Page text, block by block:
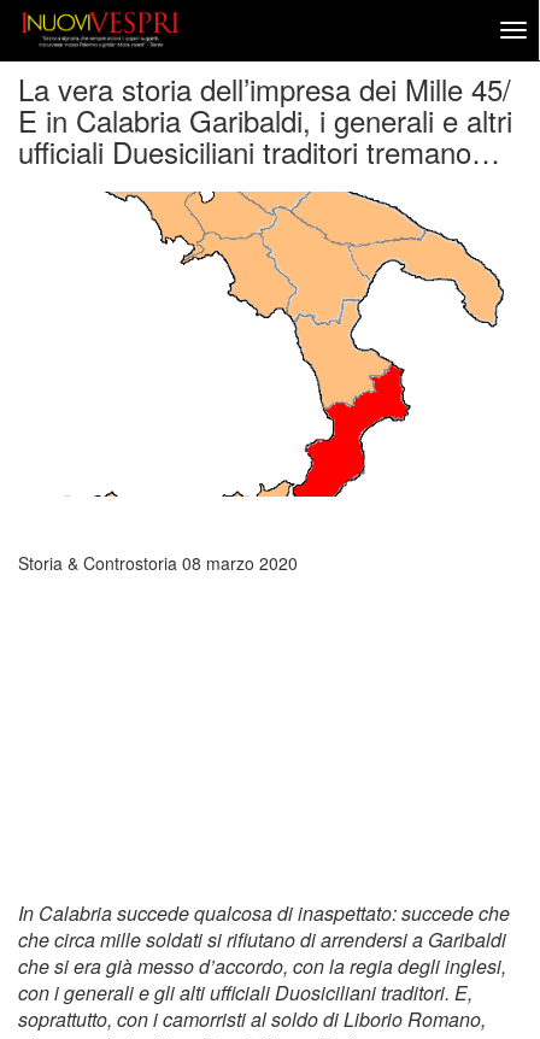
La vera storia dell’impresa dei Mille 45/
E in Calabria Garibaldi, i generali e altri
ufficiali Duesiciliani traditori tremano…
Storia & Controstoria 08 marzo 2020
In Calabria succede qualcosa di inaspettato: succede che
che circa mille soldati si rifiutano di arrendersi a Garibaldi
che si era già messo d’accordo, con la regia degli inglesi,
con i generali e gli alti ufficiali Duosiciliani traditori. E,
soprattutto, con i camorristi al soldo di Liborio Romano,